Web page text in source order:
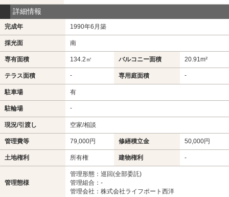
詳細情報
完成年 1990年6月築
採光面 南
専有面積 134.2㎡ バルコニー面積 20.91m²
テラス面積 - 専用庭面積 -
駐車場 有
駐輪場 -
現況/引渡し 空家/相談
管理費等 79,000円 修繕積立金 50,000円
土地権利 所有権 建物権利 -
管理態様
管理形態：巡回(全部委託)
管理組合：-
管理会社：株式会社ライフポート西洋